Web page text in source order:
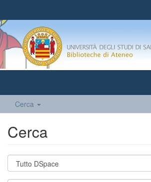
Cerca
Cerca